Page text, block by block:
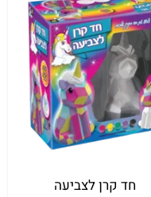
חד קרן לצביעה